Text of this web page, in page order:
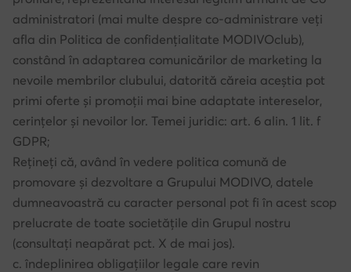
administratori (mai multe despre co-administrare veți
afla din Politica de confidențialitate MODIVOclub),
constând în adaptarea comunicărilor de marketing la
nevoile membrilor clubului, datorită căreia aceștia pot
primi oferte și promoții mai bine adaptate intereselor,
cerințelor și nevoilor lor. Temei juridic: art. 6 alin. 1 lit. f
GDPR;
Rețineți că, având în vedere politica comună de
promovare și dezvoltare a Grupului MODIVO, datele
dumneavoastră cu caracter personal pot fi în acest scop
prelucrate de toate societățile din Grupul nostru
(consultați neapărat pct. X de mai jos).
c. îndeplinirea obligațiilor legale care revin